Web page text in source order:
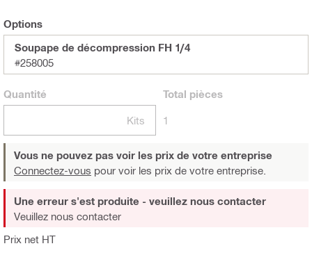
Options
Soupape de décompression FH 1/4
#258005
Quantité
Kits
Total pièces
1
Vous ne pouvez pas voir les prix de votre entreprise
Connectez-vous pour voir les prix de votre entreprise.
Prix net HT
Une erreur s'est produite - veuillez nous contacter
Veuillez nous contacter